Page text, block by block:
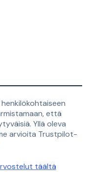
että
Yllä oleva
arvioita Trustpilot-
täältä